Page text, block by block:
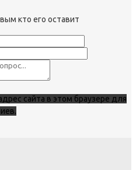
кто его оставит
сайта в этом браузере для